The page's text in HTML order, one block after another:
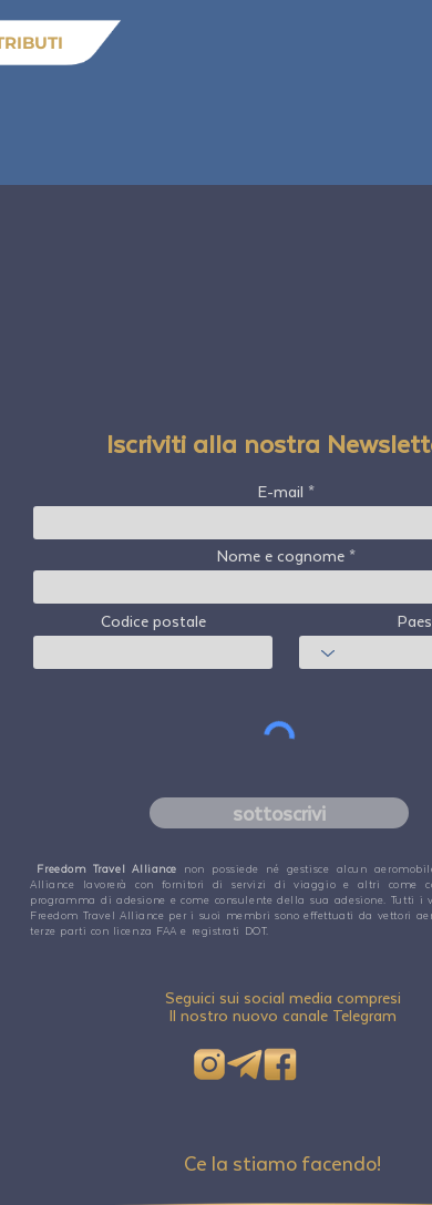
Iscriviti alla nostra
E-mail
Nome e cognome
Codice postale
sottoscrivi
Freedom Travel Alliance non possiede né gestisce alcun
Alliance lavorerà con fornitori di servizi di viaggio e altri come
programma di adesione e come consulente della sua adesione. Tutti i
Freedom Travel Alliance per i suoi membri sono effettuati da vettori
terze parti con licenza FAA e registrati DOT.
Seguici sui social media compresi
Il nostro nuovo canale Telegram
Ce la stiamo facendo!